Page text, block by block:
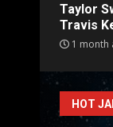
Taylor
Travis
1 month
HOT